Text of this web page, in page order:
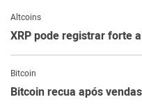
Altcoins
XRP pode registrar forte
Bitcoin
Bitcoin recua após